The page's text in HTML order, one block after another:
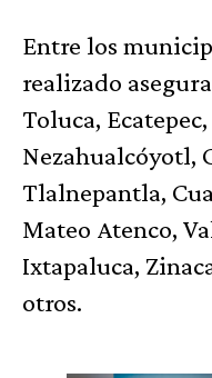
Entre los
realizado
Toluca,
Nezahualcóyotl,
Tlalnepantla,
Mateo Atenco,
Ixtapaluca,
otros.